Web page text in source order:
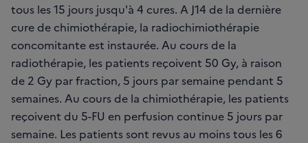
tous les 15 jours jusqu'à 4 cures. A J14 de la dernière
cure de chimiothérapie, la radiochimiothérapie
concomitante est instaurée. Au cours de la
radiothérapie, les patients reçoivent 50 Gy, à raison
de 2 Gy par fraction, 5 jours par semaine pendant 5
semaines. Au cours de la chimiothérapie, les patients
reçoivent du 5-FU en perfusion continue 5 jours par
semaine. Les patients sont revus au moins tous les 6